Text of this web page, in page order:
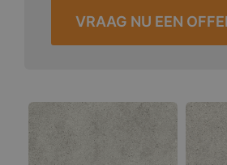
VRAAG NU EEN